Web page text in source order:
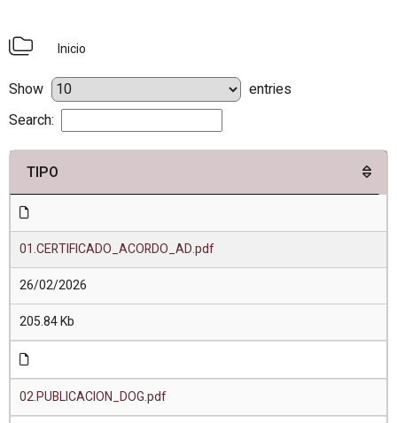
Inicio
Show
entries
Search:
TIPO
01.CERTIFICADO_ACORDO_AD.pdf
26/02/2026
205.84 Kb
02.PUBLICACION_DOG.pdf